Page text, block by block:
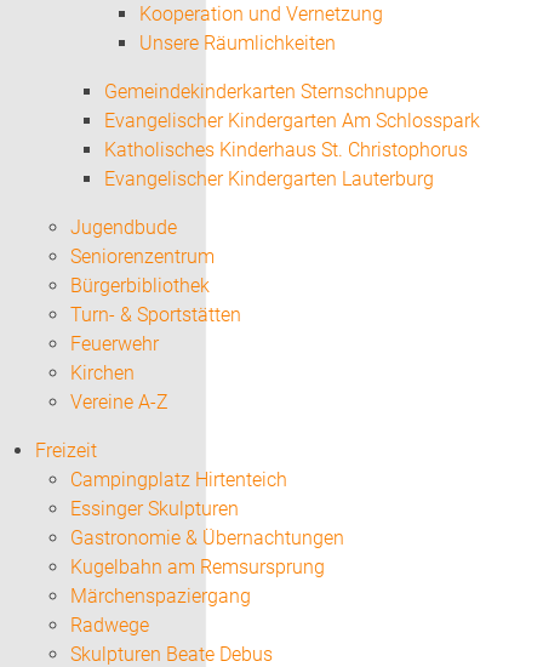
Kooperation und Vernetzung
Unsere Räumlichkeiten
Gemeindekinderkarten Sternschnuppe
Evangelischer Kindergarten Am Schlosspark
Katholisches Kinderhaus St. Christophorus
Evangelischer Kindergarten Lauterburg
Jugendbude
Seniorenzentrum
Bürgerbibliothek
Turn- & Sportstätten
Feuerwehr
Kirchen
Vereine A-Z
Freizeit
Campingplatz Hirtenteich
Essinger Skulpturen
Gastronomie & Übernachtungen
Kugelbahn am Remsursprung
Märchenspaziergang
Radwege
Skulpturen Beate Debus